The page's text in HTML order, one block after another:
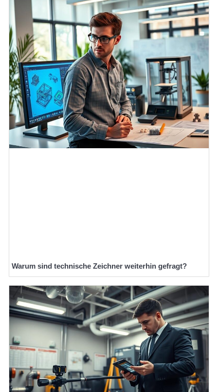
Warum sind technische Zeichner weiterhin gefragt?